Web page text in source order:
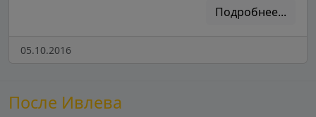
Подробнее...
05.10.2016
После Ивлева